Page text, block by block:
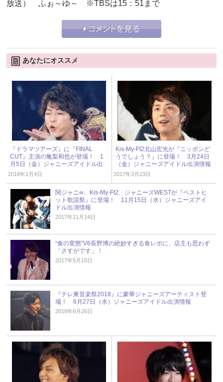
放送） ふぉ～ゆ～ ※TBSは15：51まで
あなたにオススメ
『ドラマツアーズ』に『FINAL
CUT』主演の亀梨和也が登場！ 1
月5日（金）ジャニーズアイドル出
演情報
2018年1月4日
Kis-My-Ft2北山宏光が『ニッポンど
うでしょう？』に登場！ 3月24日
（金）ジャニーズアイドル出演情報
2017年3月23日
関ジャニ∞、Kis-My-Ft2、ジャニーズWESTが『ベストヒ
ット歌謡祭』に登場！ 11月15日（水）ジャニーズアイ
ドル出演情報
2017年11月14日
“食の変態”V6長野博の絶妙すぎる食レポに、店主も思わず
「さすがです」！
2017年5月15日
『テレ東音楽祭2018』に豪華ジャニーズアーティスト登
場！ 6月27日（水）ジャニーズアイドル出演情報
2018年6月26日